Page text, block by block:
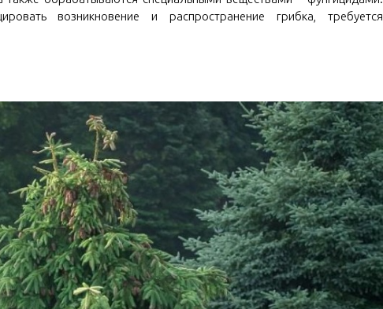
возникновение и распространение грибка, требуется